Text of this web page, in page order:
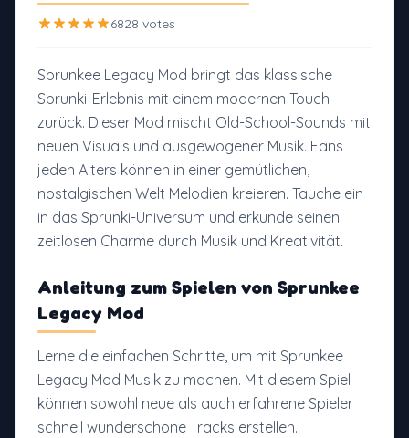
6828 votes
Sprunkee Legacy Mod bringt das klassische
Sprunki-Erlebnis mit einem modernen Touch
zurück. Dieser Mod mischt Old-School-Sounds mit
neuen Visuals und ausgewogener Musik. Fans
jeden Alters können in einer gemütlichen,
nostalgischen Welt Melodien kreieren. Tauche ein
in das Sprunki-Universum und erkunde seinen
zeitlosen Charme durch Musik und Kreativität.
Anleitung zum Spielen von Sprunkee
Legacy Mod
Lerne die einfachen Schritte, um mit Sprunkee
Legacy Mod Musik zu machen. Mit diesem Spiel
können sowohl neue als auch erfahrene Spieler
schnell wunderschöne Tracks erstellen.